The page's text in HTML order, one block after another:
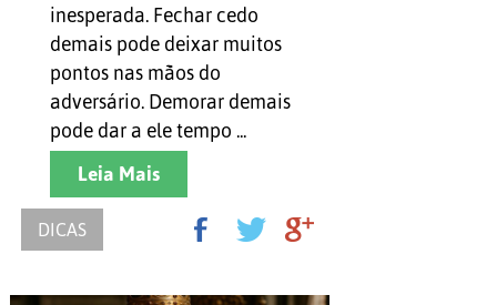
inesperada. Fechar cedo
demais pode deixar muitos
pontos nas mãos do
adversário. Demorar demais
pode dar a ele tempo ...
Leia Mais
DICAS